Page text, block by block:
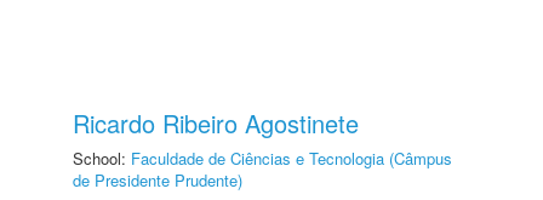
Ricardo Ribeiro Agostinete
School: Faculdade de Ciências e Tecnologia (Câmpus
de Presidente Prudente)